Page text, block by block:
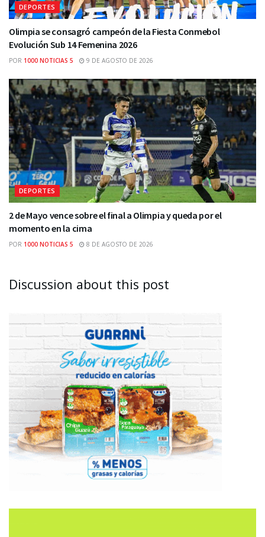
DEPORTES
Olimpia se consagró campeón de la Fiesta Conmebol
Evolución Sub 14 Femenina 2026
POR 1000 NOTICIAS 5 9 DE AGOSTO DE 2026
DEPORTES
2 de Mayo vence sobre el final a Olimpia y queda por el
momento en la cima
POR 1000 NOTICIAS 5 8 DE AGOSTO DE 2026
Discussion about this post